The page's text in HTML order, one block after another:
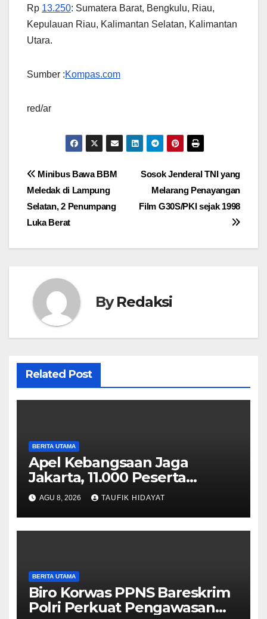
Rp 13.250: Sumatera Barat, Bengkulu, Riau,
Kepulauan Riau, Kalimantan Selatan, Kalimantan
Utara.
Sumber :Kompas.com
red/ar
Navigasi
pos
Sosok Jenderal TNI yang
Melarang Penayangan
Film G30S/PKI sejak 1998
Minibus Bawa BBM
Meledak di Lampung
Selatan, 2 Penumpang
Luka Berat
ByRedaksi
Related Post
BERITA UTAMA
Apel Kebangsaan Jaga
Jakarta, 11.000 Peserta
Perkuat Komitmen Menjaga
Ibu Kota
AGU 8, 2026 TAUFIK HIDAYAT
BERITA UTAMA
Biro Korwas PPNS Bareskrim
Polri Perkuat Pengawasan